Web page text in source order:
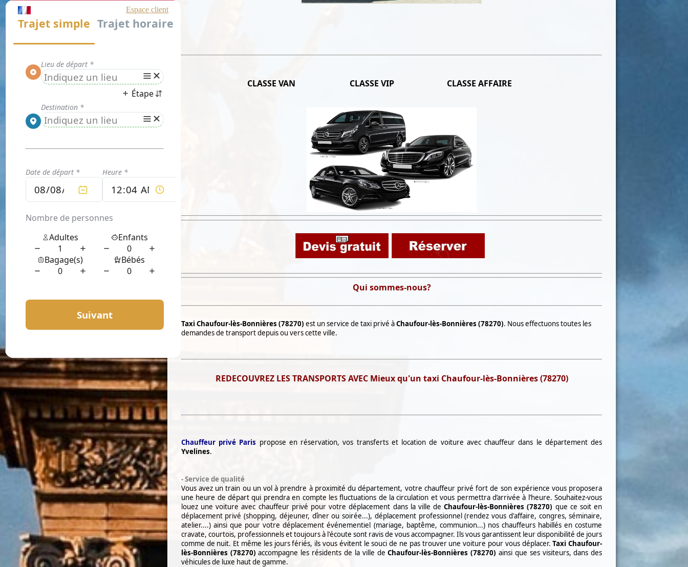
CLASSE VAN CLASSE VIP CLASSE AFFAIRE
Qui sommes-nous?
Taxi Chaufour-lès-Bonnières (78270) est un service de taxi privé àChaufour-lès-Bonnières (78270). Nous effectuons toutes les
demandes de transport depuis ou vers cette ville.
REDECOUVREZ LES TRANSPORTS AVEC Mieux qu'un taxi Chaufour-lès-Bonnières (78270)
Chauffeur privé Paris propose en réservation, vos transferts et location de voiture avec chauffeurdans le département des
Yvelines.
-Service de qualité
Vous avez un train ou un vol à prendre à proximité dudépartement, votre chauffeur privé fort de son expérience vous proposera
une heure de départ qui prendra en compte les fluctuations de la circulation et vous permettra d’arrivée à l’heure.Souhaitez-vous
louez une voiture avec chauffeur privé pour votre déplacement dans la ville deChaufour-lès-Bonnières (78270) que ce soit en
déplacement privé (shopping, déjeuner, dîner ou soirée...), déplacement professionnel (rendez vous d'affaire, congres, séminaire,
atelier....) ainsi que pourvotre déplacement événementiel (mariage, baptême, communion...) nos chauffeurs habillés en costume
cravate, courtois, professionnels et toujours à l'écoute sont ravis de vous accompagner. Ils vousgarantissent leur disponibilité de jours
comme de nuit. Et même les jours fériés, ils vous évitent le souci de ne pas trouver une voiture pour vous déplacer.Taxi Chaufour-
lès-Bonnières (78270) accompagne les résidents de la ville deChaufour-lès-Bonnières (78270) ainsi que ses visiteurs, dans des
véhicules de luxe hautde gamme.